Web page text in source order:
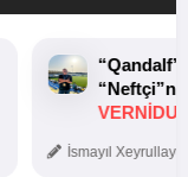
İsmayıl